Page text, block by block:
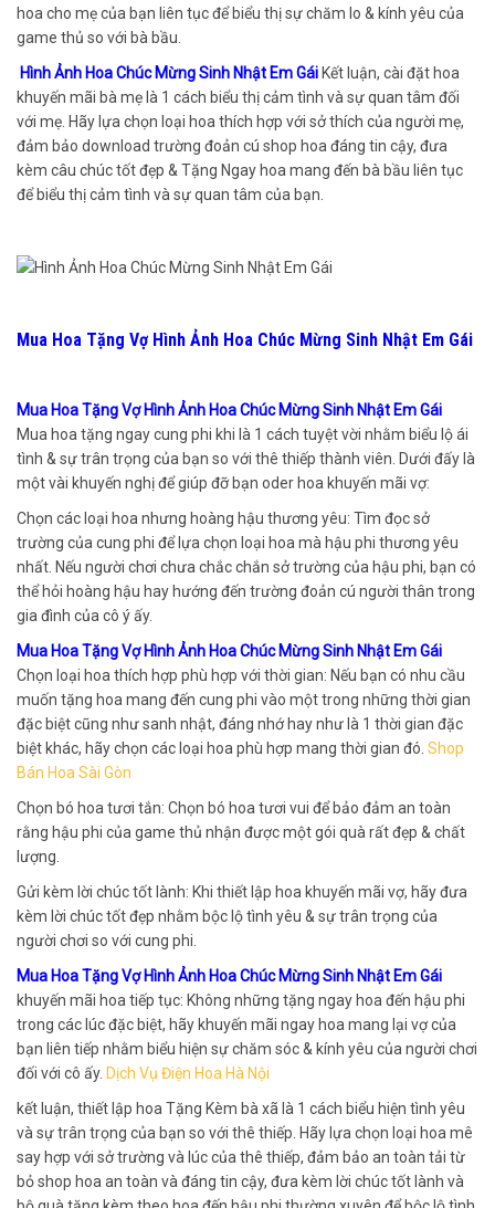
hoa cho mẹ của bạn liên tục để biểu thị sự chăm lo & kính yêu của
game thủ so với bà bầu.
Hình Ảnh Hoa Chúc Mừng Sinh Nhật Em Gái Kết luận, cài đặt hoa
khuyến mãi bà mẹ là 1 cách biểu thị cảm tình và sự quan tâm đối
với mẹ. Hãy lựa chọn loại hoa thích hợp với sở thích của người mẹ,
đảm bảo download trường đoản cú shop hoa đáng tin cậy, đưa
kèm câu chúc tốt đẹp & Tặng Ngay hoa mang đến bà bầu liên tục
để biểu thị cảm tình và sự quan tâm của bạn.
Mua Hoa Tặng Vợ Hình Ảnh Hoa Chúc Mừng Sinh Nhật Em Gái
Mua Hoa Tặng Vợ Hình Ảnh Hoa Chúc Mừng Sinh Nhật Em Gái
Mua hoa tặng ngay cung phi khi là 1 cách tuyệt vời nhằm biểu lộ ái
tình & sự trân trọng của bạn so với thê thiếp thành viên. Dưới đấy là
một vài khuyến nghị để giúp đỡ bạn oder hoa khuyến mãi vợ:
Chọn các loại hoa nhưng hoàng hậu thương yêu: Tìm đọc sở
trường của cung phi để lựa chọn loại hoa mà hậu phi thương yêu
nhất. Nếu người chơi chưa chắc chắn sở trường của hậu phi, bạn có
thể hỏi hoàng hậu hay hướng đến trường đoản cú người thân trong
gia đình của cô ý ấy.
Mua Hoa Tặng Vợ Hình Ảnh Hoa Chúc Mừng Sinh Nhật Em Gái
Chọn loại hoa thích hợp phù hợp với thời gian: Nếu bạn có nhu cầu
muốn tặng hoa mang đến cung phi vào một trong những thời gian
đặc biệt cũng như sanh nhật, đáng nhớ hay như là 1 thời gian đặc
biệt khác, hãy chọn các loại hoa phù hợp mang thời gian đó. Shop
Bán Hoa Sài Gòn
Chọn bó hoa tươi tắn: Chọn bó hoa tươi vui để bảo đảm an toàn
rằng hậu phi của game thủ nhận được một gói quà rất đẹp & chất
lượng.
Gửi kèm lời chúc tốt lành: Khi thiết lập hoa khuyến mãi vợ, hãy đưa
kèm lời chúc tốt đẹp nhằm bộc lộ tình yêu & sự trân trọng của
người chơi so với cung phi.
Mua Hoa Tặng Vợ Hình Ảnh Hoa Chúc Mừng Sinh Nhật Em Gái
khuyến mãi hoa tiếp tục: Không những tặng ngay hoa đến hậu phi
trong các lúc đặc biệt, hãy khuyến mãi ngay hoa mang lại vợ của
bạn liên tiếp nhằm biểu hiện sự chăm sóc & kính yêu của người chơi
đối với cô ấy. Dịch Vụ Điện Hoa Hà Nội
kết luận, thiết lập hoa Tặng Kèm bà xã là 1 cách biểu hiện tình yêu
và sự trân trọng của bạn so với thê thiếp. Hãy lựa chọn loại hoa mê
say hợp với sở trường và lúc của thê thiếp, đảm bảo an toàn tải từ
bỏ shop hoa an toàn và đáng tin cậy, đưa kèm lời chúc tốt lành và